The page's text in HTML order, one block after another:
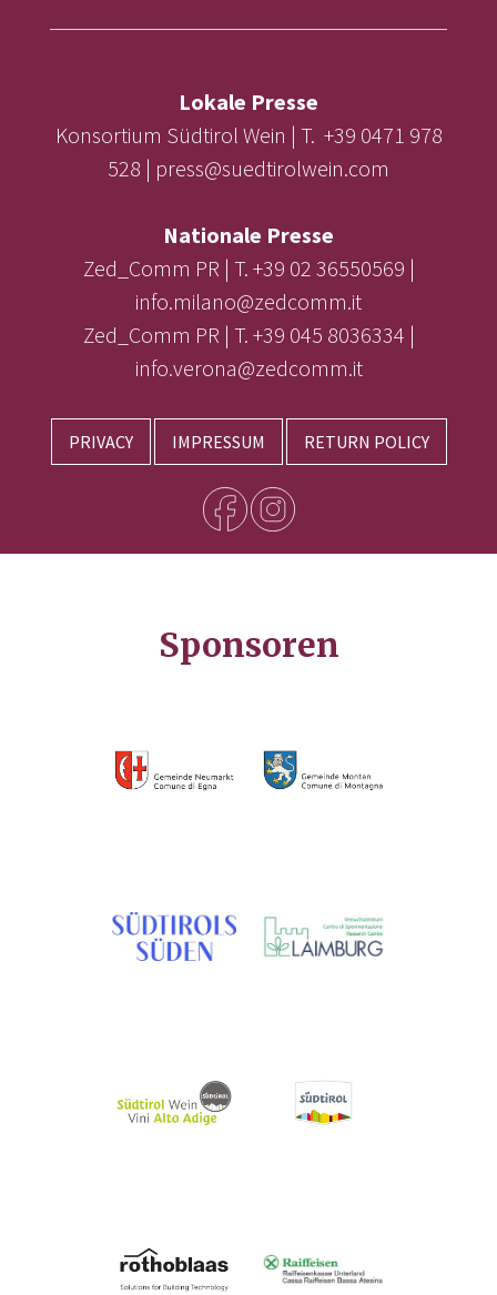
Lokale Presse
Konsortium Südtirol Wein | T. +39 0471 978
528 | press@suedtirolwein.com
Nationale Presse
Zed_Comm PR | T. +39 02 36550569 |
info.milano@zedcomm.it
Zed_Comm PR | T. +39 045 8036334 |
info.verona@zedcomm.it
PRIVACY IMPRESSUM RETURN POLICY
Sponsoren